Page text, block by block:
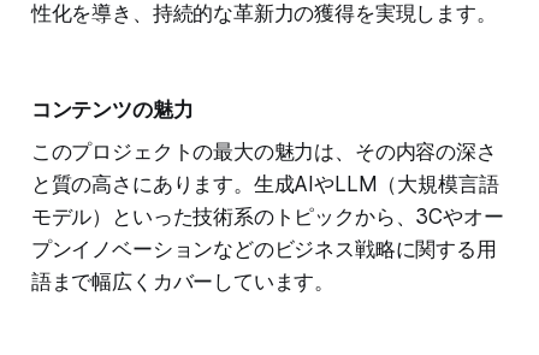
性化を導き、持続的な革新力の獲得を実現します。
コンテンツの魅力
このプロジェクトの最大の魅力は、その内容の深さ
と質の高さにあります。生成AIやLLM（大規模言語
モデル）といった技術系のトピックから、3Cやオー
プンイノベーションなどのビジネス戦略に関する用
語まで幅広くカバーしています。